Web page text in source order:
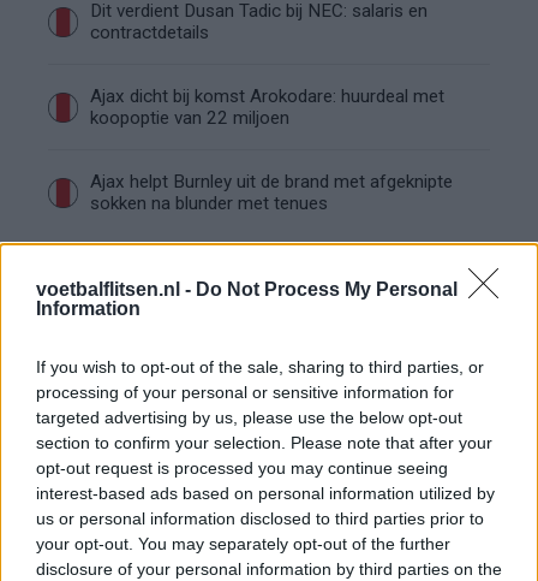
voetbalflitsen.nl - Do Not Process My Personal
Information
If you wish to opt-out of the sale, sharing to third parties, or
processing of your personal or sensitive information for
targeted advertising by us, please use the below opt-out
section to confirm your selection. Please note that after your
opt-out request is processed you may continue seeing
interest-based ads based on personal information utilized by
us or personal information disclosed to third parties prior to
your opt-out. You may separately opt-out of the further
disclosure of your personal information by third parties on the
Dit verdient Dusan Tadic bij NEC: salaris en
contractdetails
Ajax dicht bij komst Arokodare: huurdeal met
koopoptie van 22 miljoen
Ajax helpt Burnley uit de brand met afgeknipte
sokken na blunder met tenues
appartement op Amsterdamse Zuidas
Ajax: 'Hier gaan fans van genieten'
Resterend oefenprogramma Ajax: waar zijn de
duels te zien
Ajax groeit onder Míchel, maar transfermarkt
blijft cruciaal